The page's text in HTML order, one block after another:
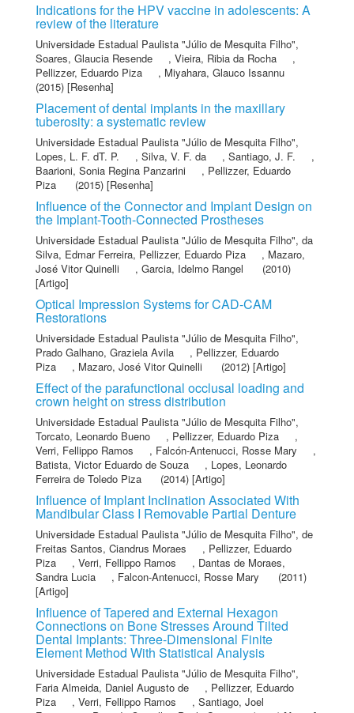
Indications for the HPV vaccine in adolescents: A
review of the literature
Universidade Estadual Paulista "Júlio de Mesquita Filho",
Soares, Glaucia Resende
, Vieira, Ribia da Rocha
,
Pellizzer, Eduardo Piza
, Miyahara, Glauco Issannu
(2015) [Resenha]
Placement of dental implants in the maxillary
tuberosity: a systematic review
Universidade Estadual Paulista "Júlio de Mesquita Filho",
Lopes, L. F. dT. P.
, Silva, V. F. da , Santiago, J. F.
,
Baarioni, Sonia Regina Panzarini
, Pellizzer, Eduardo
Piza
(2015) [Resenha]
Influence of the Connector and Implant Design on
the Implant-Tooth-Connected Prostheses
Universidade Estadual Paulista "Júlio de Mesquita Filho", da
Silva, Edmar Ferreira, Pellizzer, Eduardo Piza , Mazaro,
José Vitor Quinelli
, Garcia, Idelmo Rangel
(2010)
[Artigo]
Optical Impression Systems for CAD-CAM
Restorations
Universidade Estadual Paulista "Júlio de Mesquita Filho",
Prado Galhano, Graziela Avila
, Pellizzer, Eduardo
Piza
, Mazaro, José Vitor Quinelli (2012) [Artigo]
Effect of the parafunctional occlusal loading and
crown height on stress distribution
Universidade Estadual Paulista "Júlio de Mesquita Filho",
Torcato, Leonardo Bueno
, Pellizzer, Eduardo Piza
,
Verri, Fellippo Ramos
, Falcón-Antenucci, Rosse Mary
,
Batista, Victor Eduardo de Souza
, Lopes, Leonardo
Ferreira de Toledo Piza
(2014) [Artigo]
Influence of Implant Inclination Associated With
Mandibular Class I Removable Partial Denture
Universidade Estadual Paulista "Júlio de Mesquita Filho", de
Freitas Santos, Ciandrus Moraes
, Pellizzer, Eduardo
Piza
, Verri, Fellippo Ramos , Dantas de Moraes,
Sandra Lucia
, Falcon-Antenucci, Rosse Mary
(2011)
[Artigo]
Influence of Tapered and External Hexagon
Connections on Bone Stresses Around Tilted
Dental Implants: Three-Dimensional Finite
Element Method With Statistical Analysis
Universidade Estadual Paulista "Júlio de Mesquita Filho",
Faria Almeida, Daniel Augusto de
, Pellizzer, Eduardo
Piza
, Verri, Fellippo Ramos , Santiago, Joel